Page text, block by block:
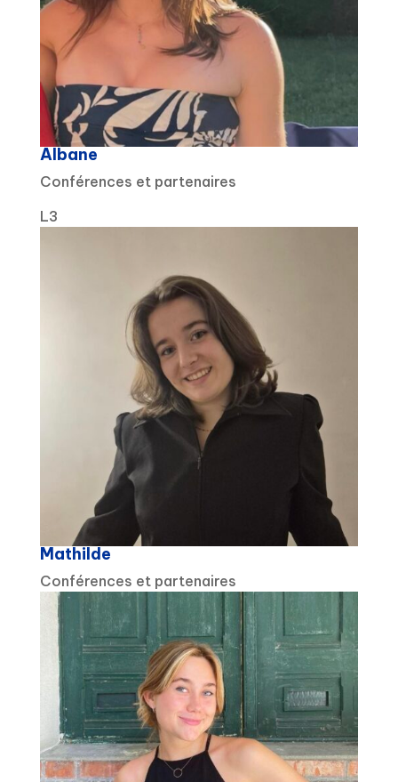
Albane
Conférences et partenaires
L3
Mathilde
Conférences et partenaires